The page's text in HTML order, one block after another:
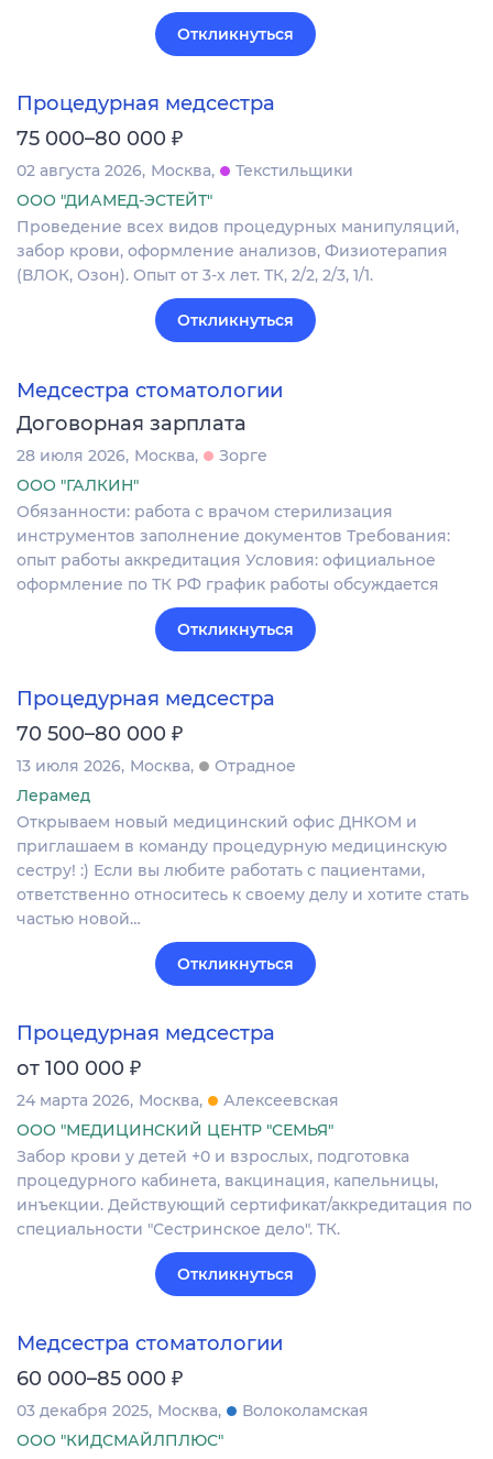
Откликнуться
Процедурная медсестра
75 000–80 000 ₽
02 августа 2026 Москва
Текстильщики
ООО "ДИАМЕД-ЭСТЕЙТ"
Проведение всех видов процедурных манипуляций,
забор крови, оформление анализов, Физиотерапия
(ВЛОК, Озон). Опыт от 3-х лет. ТК, 2/2, 2/3, 1/1.
Откликнуться
Медсестра стоматологии
Договорная зарплата
28 июля 2026 Москва
Зорге
ООО "ГАЛКИН"
Обязанности: работа с врачом стерилизация
инструментов заполнение документов Требования:
опыт работы аккредитация Условия: официальное
оформление по ТК РФ график работы обсуждается
Откликнуться
Процедурная медсестра
70 500–80 000 ₽
13 июля 2026 Москва
Отрадное
Лерамед
Открываем новый медицинский офис ДНКОМ и
приглашаем в команду процедурную медицинскую
сестру! :) Если вы любите работать с пациентами,
ответственно относитесь к своему делу и хотите стать
частью новой…
Откликнуться
Процедурная медсестра
от 100 000 ₽
24 марта 2026 Москва
Алексеевская
ООО "МЕДИЦИНСКИЙ ЦЕНТР "СЕМЬЯ"
Забор крови у детей +0 и взрослых, подготовка
процедурного кабинета, вакцинация, капельницы,
инъекции. Действующий сертификат/аккредитация по
специальности "Сестринское дело". ТК.
Откликнуться
Медсестра стоматологии
60 000–85 000 ₽
03 декабря 2025 Москва
Волоколамская
ООО "КИДСМАЙЛПЛЮС"